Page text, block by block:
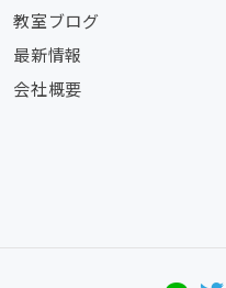
教室ブログ
最新情報
会社概要